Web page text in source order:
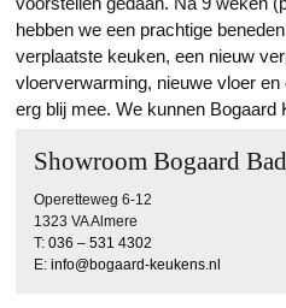
hebben we een prachtige
verplaatste keuken, een nieuw
vloerverwarming, nieuwe vloer
erg blij mee. We kunnen
Showroom Bogaard
Operetteweg 6-12
1323 VA Almere
T:036 – 531 4302
E:info@bogaard-keukens.nl